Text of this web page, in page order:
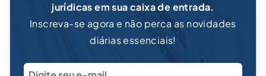
jurídicas em sua caixa de entrada.
Inscreva-se agora e não perca as novidades
diárias essenciais!